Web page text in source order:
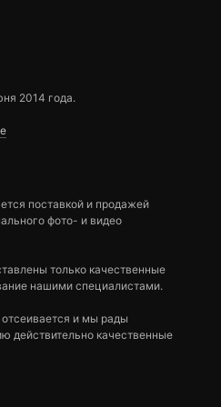
2014 года.
поставкой и продажей
фото- и видео
только качественные
нашими специалистами.
и мы рады
действительно качественные